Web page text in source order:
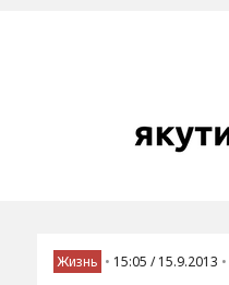
Жизнь • 15:05 / 15.9.2013 •